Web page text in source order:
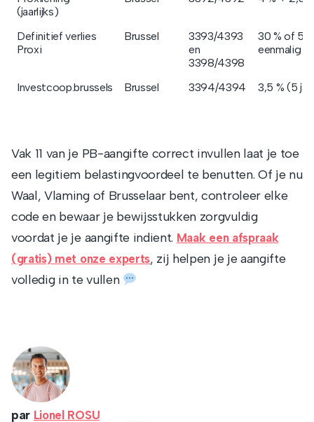
(jaarlijks)
Definitief verlies
Proxi
Brussel
3393/4393
en
3398/4398
30 % of 50
eenmalig
Investcoop.brussels Brussel 3394/4394 3,5 % (5
Vak 11 van je PB-aangifte correct invullen laat je toe
een legitiem belastingvoordeel te benutten. Of je nu
Waal, Vlaming of Brusselaar bent, controleer elke
code en bewaar je bewijsstukken zorgvuldig
voordat je je aangifte indient. Maak een afspraak
(gratis) met onze experts, zij helpen je je aangifte
volledig in te vullen
par Lionel ROSU